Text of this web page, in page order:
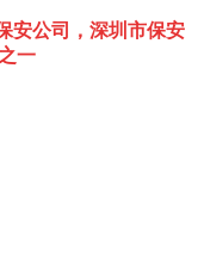
安公司，深圳市保安
一